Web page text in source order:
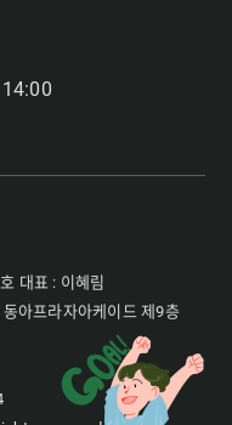
대표 : 이혜림
아프라자아케이드 제9층